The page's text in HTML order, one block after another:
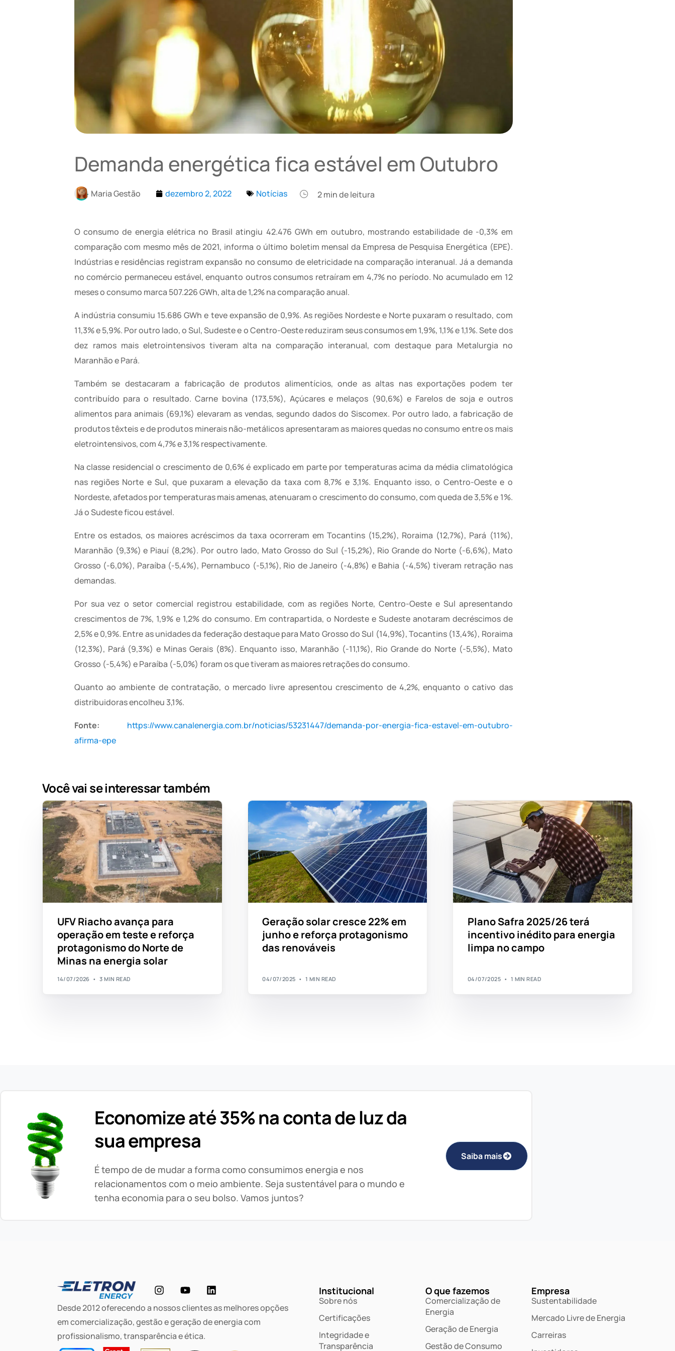
Demanda energética fica estável em Outubro
Maria Gestão dezembro 2, 2022 Notícias 2min de leitura
O consumo de energia elétrica no Brasil atingiu 42.476 GWh em outubro, mostrando estabilidade de -0,3% em
comparação com mesmo mês de 2021, informa o último boletim mensal da Empresa de Pesquisa Energética (EPE).
Indústrias e residências registram expansão no consumo de eletricidade na comparação interanual. Já a demanda
no comércio permaneceu estável, enquanto outros consumos retraíram em 4,7% no período. No acumulado em 12
meses o consumo marca 507.226 GWh, alta de 1,2% na comparação anual.
A indústria consumiu 15.686 GWh e teve expansão de 0,9%. As regiões Nordeste e Norte puxaram o resultado, com
11,3% e 5,9%. Por outro lado, o Sul, Sudeste e o Centro-Oeste reduziram seus consumos em 1,9%, 1,1% e 1,1%. Sete dos
dez ramos mais eletrointensivos tiveram alta na comparação interanual, com destaque para Metalurgia no
Maranhão e Pará.
Também se destacaram a fabricação de produtos alimentícios, onde as altas nas exportações podem ter
contribuído para o resultado. Carne bovina (173,5%), Açúcares e melaços (90,6%) e Farelos de soja e outros
alimentos para animais (69,1%) elevaram as vendas, segundo dados do Siscomex. Por outro lado, a fabricação de
produtos têxteis e de produtos minerais não-metálicos apresentaram as maiores quedas no consumo entre os mais
eletrointensivos, com 4,7% e 3,1% respectivamente.
Na classe residencial o crescimento de 0,6% é explicado em parte por temperaturas acima da média climatológica
nas regiões Norte e Sul, que puxaram a elevação da taxa com 8,7% e 3,1%. Enquanto isso, o Centro-Oeste e o
Nordeste, afetados por temperaturas mais amenas, atenuaram o crescimento do consumo, com queda de 3,5% e 1%.
Já o Sudeste ficou estável.
Entre os estados, os maiores acréscimos da taxa ocorreram em Tocantins (15,2%), Roraima (12,7%), Pará (11%),
Maranhão (9,3%) e Piauí (8,2%). Por outro lado, Mato Grosso do Sul (-15,2%), Rio Grande do Norte (-6,6%), Mato
Grosso (-6,0%), Paraíba (-5,4%), Pernambuco (-5,1%), Rio de Janeiro (-4,8%) e Bahia (-4,5%) tiveram retração nas
demandas.
Por sua vez o setor comercial registrou estabilidade, com as regiões Norte, Centro-Oeste e Sul apresentando
crescimentos de 7%, 1,9% e 1,2% do consumo. Em contrapartida, o Nordeste e Sudeste anotaram decréscimos de
2,5% e 0,9%. Entre as unidades da federação destaque para Mato Grosso do Sul (14,9%), Tocantins (13,4%), Roraima
(12,3%), Pará (9,3%) e Minas Gerais (8%). Enquanto isso, Maranhão (-11,1%), Rio Grande do Norte (-5,5%), Mato
Grosso (-5,4%) e Paraíba (-5,0%) foram os que tiveram as maiores retrações do consumo.
Quanto ao ambiente de contratação, o mercado livre apresentou crescimento de 4,2%, enquanto o cativo das
distribuidoras encolheu 3,1%.
Fonte: https://www.canalenergia.com.br/noticias/53231447/demanda-por-energia-fica-estavel-em-outubro-
afirma-epe
Você vai se interessar também
UFV Riacho avança para
operação em teste e reforça
protagonismo do Norte de
Minas na energia solar
14/07/2026 3 MIN READ
Geração solar cresce 22% em
junho e reforça protagonismo
das renováveis
04/07/2025 1 MIN READ
Plano Safra 2025/26 terá
incentivo inédito para energia
limpa no campo
04/07/2025 1 MIN READ
Economize até 35% na conta de luz da
sua empresa
É tempo de de mudar a forma como consumimos energia e nos
relacionamentos com o meio ambiente. Seja sustentável para o mundo e
tenha economia para o seu bolso. Vamos juntos?
Saiba mais
Desde 2012 oferecendo a nossos clientes as melhores opções
em comercialização, gestão e geração de energia com
profissionalismo, transparência e ética.
Institucional
Sobre nós
Certificações
Integridade e
Transparência
O que fazemos
Comercialização de
Energia
Geração de Energia
Gestão de Consumo
Empresa
Sustentabilidade
Mercado Livre de Energia
Carreiras